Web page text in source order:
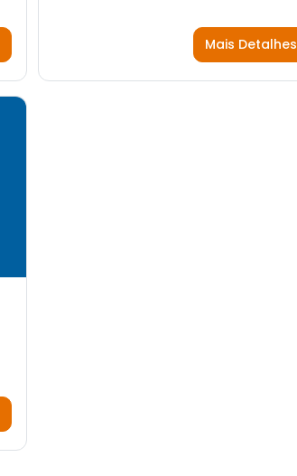
Mais Detalhes